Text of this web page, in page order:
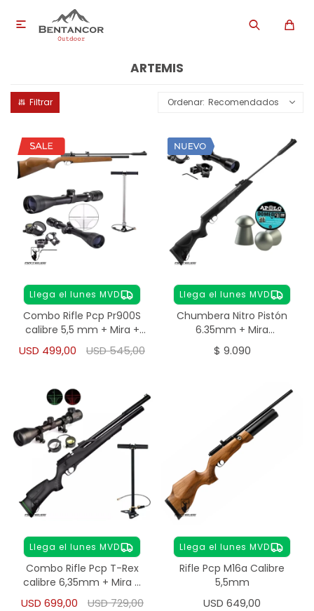

ARTEMIS
Recomendados
Llega el lunes MVD
Combo Rifle Pcp Pr900S
calibre 5,5 mm + Mira +
Inflador
USD 499,00 USD545,00
Llega el lunes MVD
Chumbera Nitro Pistón
6.35mm + Mira
Telescópica + Chumbos
$ 9.090
Llega el lunes MVD
Combo Rifle Pcp T-Rex
calibre 6,35mm + Mira +
Inflador
USD 699,00 USD729,00
Llega el lunes MVD
Rifle Pcp M16a Calibre
5,5mm
USD 649,00